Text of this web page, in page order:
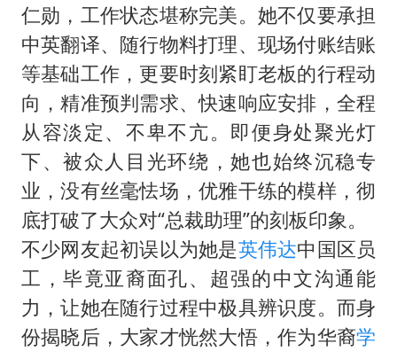
仁勋，工作状态堪称完美。她不仅要承担
中英翻译、随行物料打理、现场付账结账
等基础工作，更要时刻紧盯老板的行程动
向，精准预判需求、快速响应安排，全程
从容淡定、不卑不亢。即便身处聚光灯
下、被众人目光环绕，她也始终沉稳专
业，没有丝毫怯场，优雅干练的模样，彻
底打破了大众对“总裁助理”的刻板印象。
不少网友起初误以为她是英伟达中国区员
工，毕竟亚裔面孔、超强的中文沟通能
力，让她在随行过程中极具辨识度。而身
份揭晓后，大家才恍然大悟，作为华裔学